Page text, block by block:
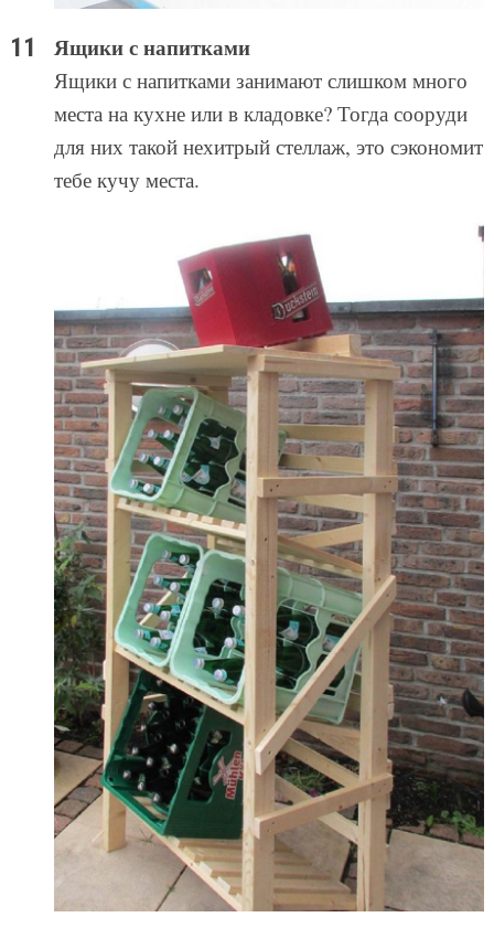
Ящики с напитками
Ящики с напитками занимают слишком много
места на кухне или в кладовке? Тогда сооруди
для них такой нехитрый стеллаж, это сэкономит
тебе кучу места.